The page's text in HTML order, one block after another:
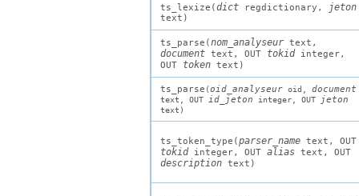
ts_lexize(dict regdictionary , jeton
text )
ts_parse(nom_analyseur text ,
document text , OUT tokid integer,
OUT
token text )
ts_parse (oid_analyseur oid document
text , OUT id_jeton integer, OUT jeton
text )
ts_token_type(parser_name text , OUT
tokid integer, OUT alias text , OUT
description text )